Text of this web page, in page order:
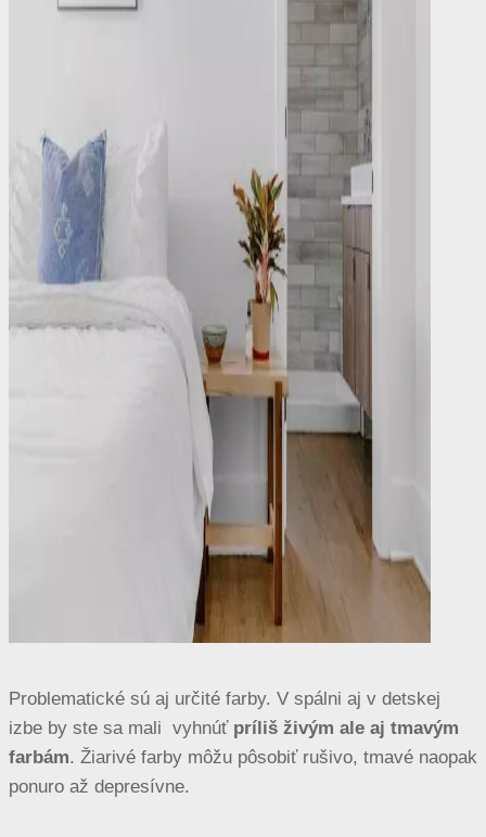
Problematické sú aj určité farby. V spálni aj v detskej
izbe by ste sa mali vyhnúť príliš živým ale aj tmavým
farbám. Žiarivé farby môžu pôsobiť rušivo, tmavé naopak
ponuro až depresívne.